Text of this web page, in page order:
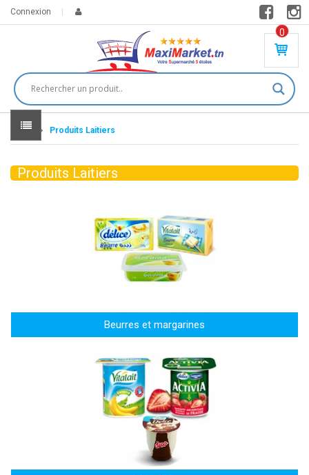
Connexion
0
PR
DU
IT(
S)
0
DT
Home Produits Laitiers
Produits Laitiers
Beurres et margarines